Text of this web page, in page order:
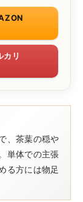
カリ
、茶葉の穏や
単体での主張
る方には物足